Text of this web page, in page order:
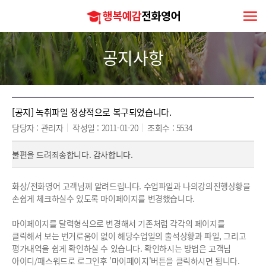
행
복
예
감
전
화
영
어
공지사항
[공지] 녹취파일 정상적으로 복구되었습니다.
담당자 : 관리자 작성일 : 2011-01-20 조회수 : 5534
불편을 드려죄송합니다. 감사합니다.
화상/전화영어 고객님께 알려드립니다. 수업파일과 나의강의진행상황을
손쉽게 체크하실수 있도록 마이페이지를 변경했습니다.
마이페이지를 달력형식으로 변경해서 기존처럼 각각의 페이지를
클릭해서 보는 번거로움이 없이 해당수업일의 출석상황과 파일, 그리고
평가내역을 쉽게 확인하실 수 있습니다. 확인하시는 방법은 고객님
아이디/패스워드로 로그인후 '마이페이지'버튼을 클릭하시면 됩니다.